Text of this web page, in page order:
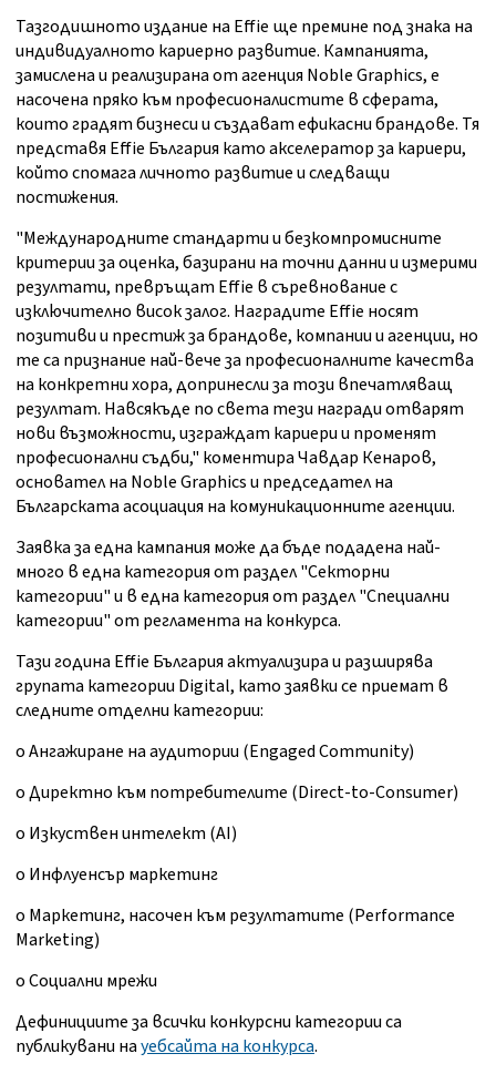
Тазгодишното издание на Effie ще премине под знака на
индивидуалното кариерно развитие. Кампанията,
замислена и реализирана от агенция Noble Graphics, е
насочена пряко към професионалистите в сферата,
които градят бизнеси и създават ефикасни брандове. Тя
представя Effie България като акселератор за кариери,
който спомага личното развитие и следващи
постижения.
"Международните стандарти и безкомпромисните
критерии за оценка, базирани на точни данни и измерими
резултати, превръщат Effie в съревнование с
изключително висок залог. Наградите Effie носят
позитиви и престиж за брандове, компании и агенции, но
те са признание най-вече за професионалните качества
на конкретни хора, допринесли за този впечатляващ
резултат. Навсякъде по света тези награди отварят
нови възможности, изграждат кариери и променят
професионални съдби," коментира Чавдар Кенаров,
основател на Noble Graphics и председател на
Българската асоциация на комуникационните агенции.
Заявка за една кампания може да бъде подадена най-
много в една категория от раздел "Секторни
категории" и в една категория от раздел "Специални
категории" от регламента на конкурса.
Тази година Effie България актуализира и разширява
групата категории Digital, като заявки се приемат в
следните отделни категории:
o Ангажиране на аудитории (Engaged Community)
o Директно към потребителите (Direct-to-Consumer)
o Изкуствен интелект (AI)
o Инфлуенсър маркетинг
o Маркетинг, насочен към резултатите (Performance
Marketing)
o Социални мрежи
Дефинициите за всички конкурсни категории са
публикувани науебсайта на конкурса.